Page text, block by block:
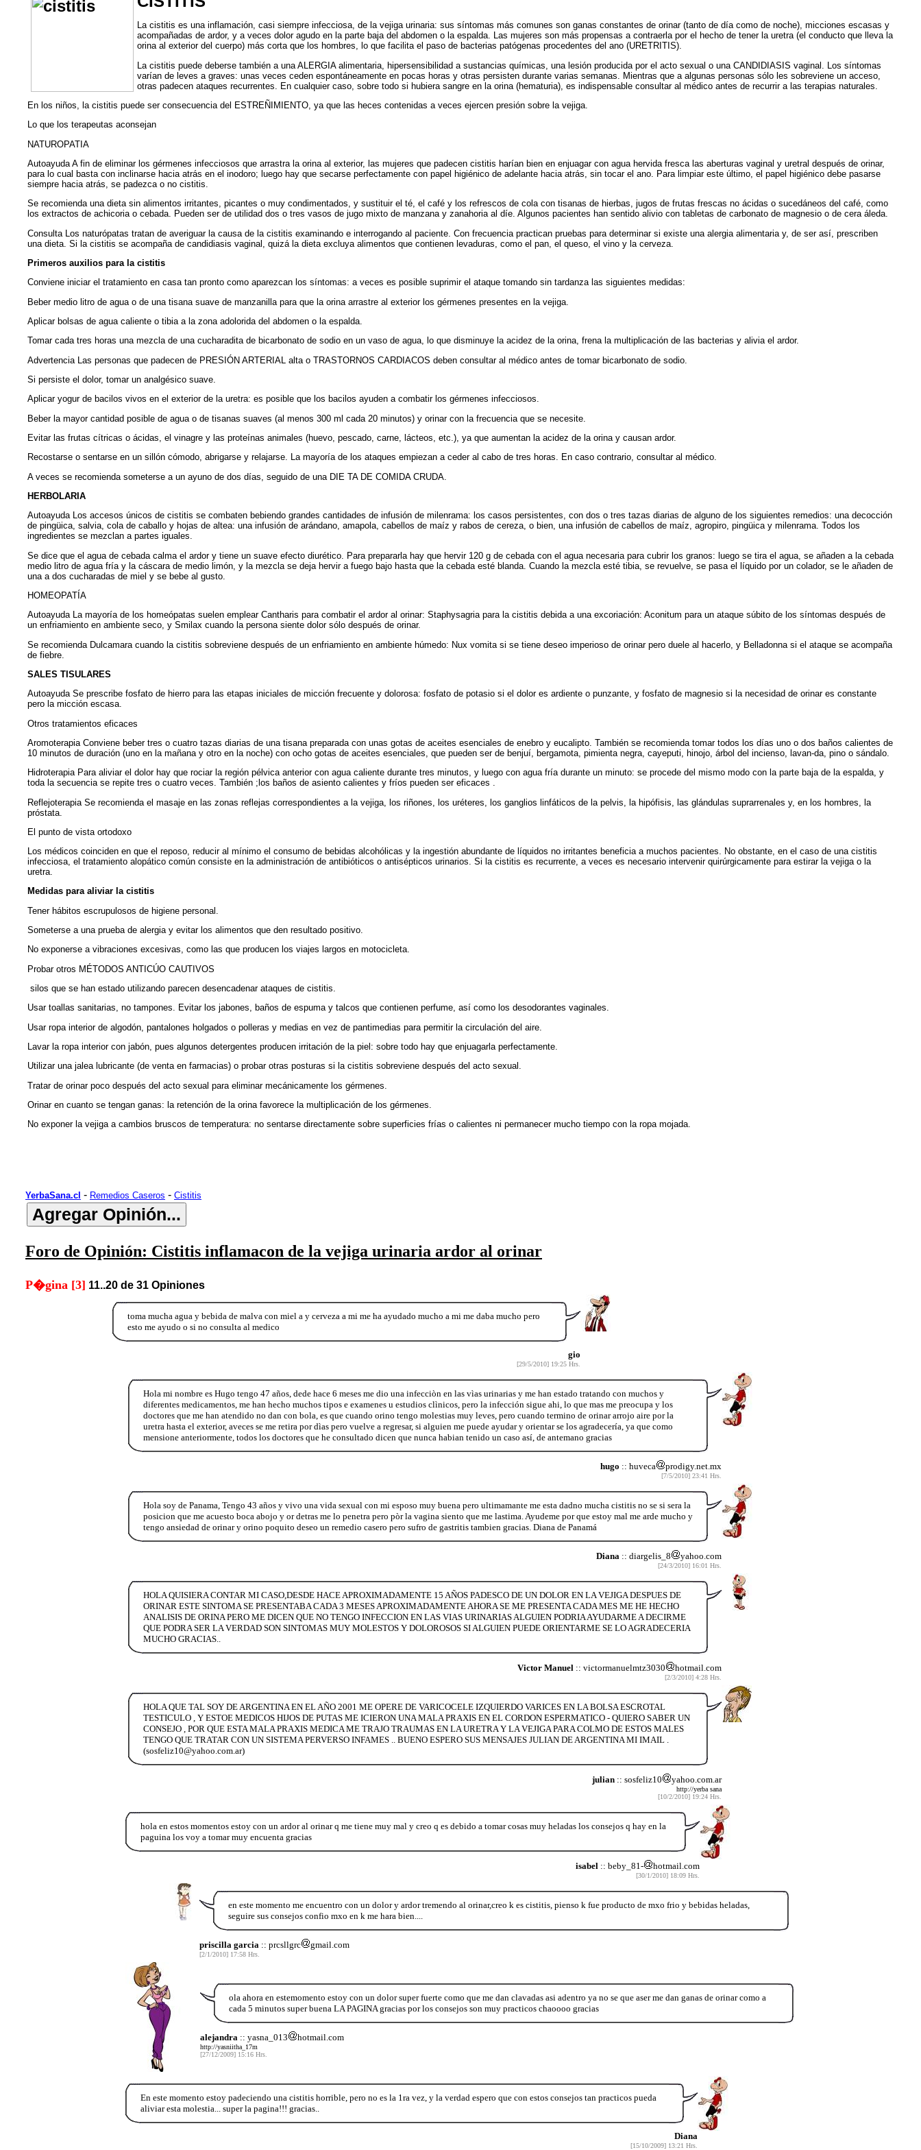
La cistitis es una inflamación, casi siempre infecciosa, de la vejiga urinaria: sus síntomas más comunes son ganas constantes de orinar (tanto de día como de noche), micciones escasas y
acompañadas de ardor, y a veces dolor agudo en la parte baja del abdomen o la espalda. Las mujeres son más propensas a contraerla por el hecho de tener la uretra (el conducto que lleva la
orina al exterior del cuerpo) más corta que los hombres, lo que facilita el paso de bacterias patógenas procedentes del ano (URETRITIS).
La cistitis puede deberse también a una ALERGIA alimentaria, hipersensibilidad a sustancias químicas, una lesión producida por el acto sexual o una CANDIDIASIS vaginal. Los síntomas
varían de leves a graves: unas veces ceden espontáneamente en pocas horas y otras persisten durante varias semanas. Mientras que a algunas personas sólo les sobreviene un acceso,
otras padecen ataques recurrentes. En cualquier caso, sobre todo si hubiera sangre en la orina (hematuria), es indispensable consultar al médico antes de recurrir a las terapias naturales.
En los niños, la cistitis puede ser consecuencia del ESTREÑIMIENTO, ya que las heces contenidas a veces ejercen presión sobre la vejiga.
Lo que los terapeutas aconsejan
NATUROPATIA
Autoayuda A fin de eliminar los gérmenes infecciosos que arrastra la orina al exterior, las mujeres que padecen cistitis harían bien en enjuagar con agua hervida fresca las aberturas vaginal y uretral después de orinar,
para lo cual basta con inclinarse hacia atrás en el inodoro; luego hay que secarse perfectamente con papel higiénico de adelante hacia atrás, sin tocar el ano. Para limpiar este último, el papel higiénico debe pasarse
siempre hacia atrás, se padezca o no cistitis.
Se recomienda una dieta sin alimentos irritantes, picantes o muy condimentados, y sustituir el té, el café y los refrescos de cola con tisanas de hierbas, jugos de frutas frescas no ácidas o sucedáneos del café, como
los extractos de achicoria o cebada. Pueden ser de utilidad dos o tres vasos de jugo mixto de manzana y zanahoria al díe. Algunos pacientes han sentido alivio con tabletas de carbonato de magnesio o de cera áleda.
Consulta Los naturópatas tratan de averiguar la causa de la cistitis examinando e interrogando al paciente. Con frecuencia practican pruebas para determinar si existe una alergia alimentaria y, de ser así, prescriben
una dieta. Si la cistitis se acompaña de candidiasis vaginal, quizá la dieta excluya alimentos que contienen levaduras, como el pan, el queso, el vino y la cerveza.
Primeros auxilios para la cistitis
Conviene iniciar el tratamiento en casa tan pronto como aparezcan los síntomas: a veces es posible suprimir el ataque tomando sin tardanza las siguientes medidas:
Beber medio litro de agua o de una tisana suave de manzanilla para que la orina arrastre al exterior los gérmenes presentes en la vejiga.
Aplicar bolsas de agua caliente o tibia a la zona adolorida del abdomen o la espalda.
Tomar cada tres horas una mezcla de una cucharadita de bicarbonato de sodio en un vaso de agua, lo que disminuye la acidez de la orina, frena la multiplicación de las bacterias y alivia el ardor.
Advertencia Las personas que padecen de PRESIÓN ARTERIAL alta o TRASTORNOS CARDIACOS deben consultar al médico antes de tomar bicarbonato de sodio.
Si persiste el dolor, tomar un analgésico suave.
Aplicar yogur de bacilos vivos en el exterior de la uretra: es posible que los bacilos ayuden a combatir los gérmenes infecciosos.
Beber la mayor cantidad posible de agua o de tisanas suaves (al menos 300 ml cada 20 minutos) y orinar con la frecuencia que se necesite.
Evitar las frutas cítricas o ácidas, el vinagre y las proteínas animales (huevo, pescado, carne, lácteos, etc.), ya que aumentan la acidez de la orina y causan ardor.
Recostarse o sentarse en un sillón cómodo, abrigarse y relajarse. La mayoría de los ataques empiezan a ceder al cabo de tres horas. En caso contrario, consultar al médico.
A veces se recomienda someterse a un ayuno de dos días, seguido de una DIE TA DE COMIDA CRUDA.
HERBOLARIA
Autoayuda Los accesos únicos de cistitis se combaten bebiendo grandes cantidades de infusión de milenrama: los casos persistentes, con dos o tres tazas diarias de alguno de los siguientes remedios: una decocción
de pingüica, salvia, cola de caballo y hojas de altea: una infusión de arándano, amapola, cabellos de maíz y rabos de cereza, o bien, una infusión de cabellos de maíz, agropiro, pingüica y milenrama. Todos los
ingredientes se mezclan a partes iguales.
Se dice que el agua de cebada calma el ardor y tiene un suave efecto diurético. Para prepararla hay que hervir 120 g de cebada con el agua necesaria para cubrir los granos: luego se tira el agua, se añaden a la cebada
medio litro de agua fría y la cáscara de medio limón, y la mezcla se deja hervir a fuego bajo hasta que la cebada esté blanda. Cuando la mezcla esté tibia, se revuelve, se pasa el líquido por un colador, se le añaden de
una a dos cucharadas de miel y se bebe al gusto.
HOMEOPATÍA
Autoayuda La mayoría de los homeópatas suelen emplear Cantharis para combatir el ardor al orinar: Staphysagria para la cistitis debida a una excoriación: Aconitum para un ataque súbito de los síntomas después de
un enfriamiento en ambiente seco, y Smilax cuando la persona siente dolor sólo después de orinar.
Se recomienda Dulcamara cuando la cistitis sobreviene después de un enfriamiento en ambiente húmedo: Nux vomita si se tiene deseo imperioso de orinar pero duele al hacerlo, y Belladonna si el ataque se acompaña
de fiebre.
SALES TISULARES
Autoayuda Se prescribe fosfato de hierro para las etapas iniciales de micción frecuente y dolorosa: fosfato de potasio si el dolor es ardiente o punzante, y fosfato de magnesio si la necesidad de orinar es constante
pero la micción escasa.
Otros tratamientos eficaces
Aromoterapia Conviene beber tres o cuatro tazas diarias de una tisana preparada con unas gotas de aceites esenciales de enebro y eucalipto. También se recomienda tomar todos los días uno o dos baños calientes de
10 minutos de duración (uno en la mañana y otro en la noche) con ocho gotas de aceites esenciales, que pueden ser de benjuí, bergamota, pimienta negra, cayeputi, hinojo, árbol del incienso, lavan-da, pino o sándalo.
Hidroterapia Para aliviar el dolor hay que rociar la región pélvica anterior con agua caliente durante tres minutos, y luego con agua fría durante un minuto: se procede del mismo modo con la parte baja de la espalda, y
toda la secuencia se repite tres o cuatro veces. También ;los baños de asiento calientes y fríos pueden ser eficaces .
Reflejoterapia Se recomienda el masaje en las zonas reflejas correspondientes a la vejiga, los riñones, los uréteres, los ganglios linfáticos de la pelvis, la hipófisis, las glándulas suprarrenales y, en los hombres, la
próstata.
El punto de vista ortodoxo
Los médicos coinciden en que el reposo, reducir al mínimo el consumo de bebidas alcohólicas y la ingestión abundante de líquidos no irritantes beneficia a muchos pacientes. No obstante, en el caso de una cistitis
infecciosa, el tratamiento alopático común consiste en la administración de antibióticos o antisépticos urinarios. Si la cistitis es recurrente, a veces es necesario intervenir quirúrgicamente para estirar la vejiga o la
uretra.
Medidas para aliviar la cistitis
Tener hábitos escrupulosos de higiene personal.
Someterse a una prueba de alergia y evitar los alimentos que den resultado positivo.
No exponerse a vibraciones excesivas, como las que producen los viajes largos en motocicleta.
Probar otros MÉTODOS ANTICÚO CAUTIVOS
silos que se han estado utilizando parecen desencadenar ataques de cistitis.
Usar toallas sanitarias, no tampones. Evitar los jabones, baños de espuma y talcos que contienen perfume, así como los desodorantes vaginales.
Usar ropa interior de algodón, pantalones holgados o polleras y medias en vez de pantimedias para permitir la circulación del aire.
Lavar la ropa interior con jabón, pues algunos detergentes producen irritación de la piel: sobre todo hay que enjuagarla perfectamente.
Utilizar una jalea lubricante (de venta en farmacias) o probar otras posturas si la cistitis sobreviene después del acto sexual.
Tratar de orinar poco después del acto sexual para eliminar mecánicamente los gérmenes.
Orinar en cuanto se tengan ganas: la retención de la orina favorece la multiplicación de los gérmenes.
No exponer la vejiga a cambios bruscos de temperatura: no sentarse directamente sobre superficies frías o calientes ni permanecer mucho tiempo con la ropa mojada.
YerbaSana.cl - Remedios Caseros - Cistitis
Foro de Opinión: Cistitis inflamacon de la vejiga urinaria ardor al orinar
P�gina [3] 11..20 de 31 Opiniones
toma mucha agua y bebida de malva con miel a y cerveza a mi me ha ayudado mucho a mi me daba mucho pero
esto me ayudo o si no consulta al medico
gio
[29/5/2010] 19:25 Hrs.
Hola mi nombre es Hugo tengo 47 años, dede hace 6 meses me dio una infecciòn en las vìas urinarias y me han estado tratando con muchos y
diferentes medicamentos, me han hecho muchos tipos e examenes u estudios clìnicos, pero la infección sigue ahi, lo que mas me preocupa y los
doctores que me han atendido no dan con bola, es que cuando orino tengo molestias muy leves, pero cuando termino de orinar arrojo aire por la
uretra hasta el exterior, aveces se me retira por dìas pero vuelve a regresar, si alguien me puede ayudar y orientar se los agradecería, ya que como
mensione anteriormente, todos los doctores que he consultado dicen que nunca habian tenido un caso así, de antemano gracias
hugo :: huveca prodigy.net.mx
[7/5/2010] 23:41 Hrs.
Hola soy de Panama, Tengo 43 años y vivo una vida sexual con mi esposo muy buena pero ultimamante me esta dadno mucha cistitis no se si sera la
posicion que me acuesto boca abojo y or detras me lo penetra pero pòr la vagina siento que me lastima. Ayudeme por que estoy mal me arde mucho y
tengo ansiedad de orinar y orino poquito deseo un remedio casero pero sufro de gastritis tambien gracias. Diana de Panamá
Diana :: diargelis_8 yahoo.com
[24/3/2010] 16:01 Hrs.
HOLA QUISIERA CONTAR MI CASO,DESDE HACE APROXIMADAMENTE 15 AÑOS PADESCO DE UN DOLOR EN LA VEJIGA DESPUES DE
ORINAR ESTE SINTOMA SE PRESENTABA CADA 3 MESES APROXIMADAMENTE AHORA SE ME PRESENTA CADA MES ME HE HECHO
ANALISIS DE ORINA PERO ME DICEN QUE NO TENGO INFECCION EN LAS VIAS URINARIAS ALGUIEN PODRIA AYUDARME A DECIRME
QUE PODRA SER LA VERDAD SON SINTOMAS MUY MOLESTOS Y DOLOROSOS SI ALGUIEN PUEDE ORIENTARME SE LO AGRADECERIA
MUCHO GRACIAS..
Victor Manuel :: victormanuelmtz3030 hotmail.com
[2/3/2010] 4:28 Hrs.
HOLA QUE TAL SOY DE ARGENTINA EN EL AÑO 2001 ME OPERE DE VARICOCELE IZQUIERDO VARICES EN LA BOLSA ESCROTAL
TESTICULO , Y ESTOE MEDICOS HIJOS DE PUTAS ME ICIERON UNA MALA PRAXIS EN EL CORDON ESPERMATICO - QUIERO SABER UN
CONSEJO , POR QUE ESTA MALA PRAXIS MEDICA ME TRAJO TRAUMAS EN LA URETRA Y LA VEJIGA PARA COLMO DE ESTOS MALES
TENGO QUE TRATAR CON UN SISTEMA PERVERSO INFAMES .. BUENO ESPERO SUS MENSAJES JULIAN DE ARGENTINA MI IMAIL .
(sosfeliz10@yahoo.com.ar)
julian :: sosfeliz10 yahoo.com.ar
http://yerba sana
[10/2/2010] 19:24 Hrs.
hola en estos momentos estoy con un ardor al orinar q me tiene muy mal y creo q es debido a tomar cosas muy heladas los consejos q hay en la
paguina los voy a tomar muy encuenta gracias
isabel :: beby_81- hotmail.com
[30/1/2010] 18:09 Hrs.
en este momento me encuentro con un dolor y ardor tremendo al orinar,creo k es cistitis, pienso k fue producto de mxo frio y bebidas heladas,
seguire sus consejos confio mxo en k me hara bien....
priscilla garcia :: prcsllgrc gmail.com
[2/1/2010] 17:58 Hrs.
ola ahora en estemomento estoy con un dolor super fuerte como que me dan clavadas asi adentro ya no se que aser me dan ganas de orinar como a
cada 5 minutos super buena LA PAGINA gracias por los consejos son muy practicos chaoooo gracias
alejandra :: yasna_013 hotmail.com
http://yasniitha_17m
[27/12/2009] 15:16 Hrs.
En este momento estoy padeciendo una cistitis horrible, pero no es la 1ra vez, y la verdad espero que con estos consejos tan practicos pueda
aliviar esta molestia... super la pagina!!! gracias..
Diana
[15/10/2009] 13:21 Hrs.